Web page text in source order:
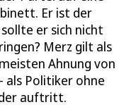
Er ist der
er sich nicht
Merz gilt als
Ahnung von
als Politiker ohne
auftritt.